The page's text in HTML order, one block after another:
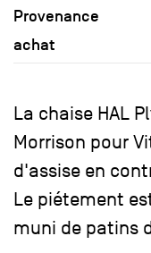
Provenance
achat
La chaise HAL
Morrison pour
d'assise en
Le piétement
muni de patins